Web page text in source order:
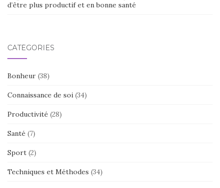
d’être plus productif et en bonne santé
CATÉGORIES
Bonheur (38)
Connaissance de soi (34)
Productivité (28)
Santé (7)
Sport (2)
Techniques et Méthodes (34)